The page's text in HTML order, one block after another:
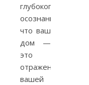
глубокого
осознания,
что ваш
дом —
это
отражение
вашей